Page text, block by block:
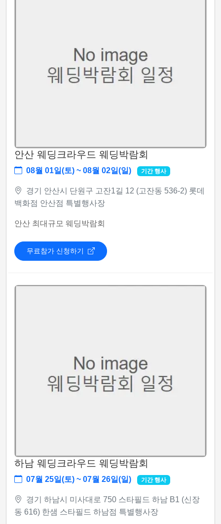
안산 웨딩크라우드 웨딩박람회
08월 01일(토) ~ 08월 02일(일) 기간 행사
경기 안산시 단원구 고잔1길 12 (고잔동 536-2) 롯데
백화점 안산점 특별행사장
안산 최대규모 웨딩박람회
무료참가 신청하기
하남 웨딩크라우드 웨딩박람회
07월 25일(토) ~ 07월 26일(일) 기간 행사
경기 하남시 미사대로 750 스타필드 하남 B1 (신장
동 616) 한샘 스타필드 하남점 특별행사장